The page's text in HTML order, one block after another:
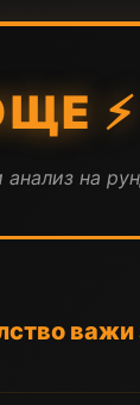
⚡
на
важи